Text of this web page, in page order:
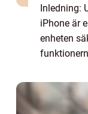
Inledning:
iPhone är
enheten
ap...